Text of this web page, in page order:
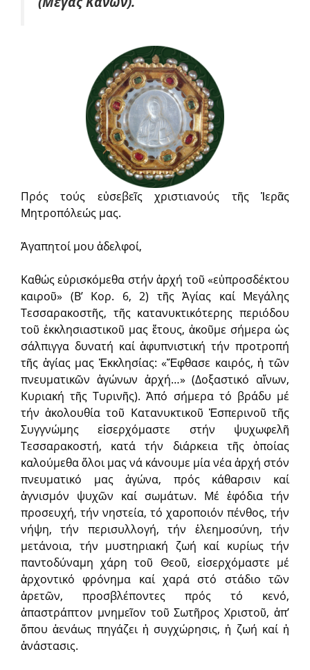
Πρός τούς εὐσεβεῖς χριστιανούς τῆς Ἱερᾶς
Μητροπόλεώς μας.
Ἀγαπητοί μου ἀδελφοί,
Καθώς εὑρισκόμεθα στήν ἀρχή τοῦ «εὐπροσδέκτου
καιροῦ» (Β’ Κορ. 6, 2) τῆς Ἁγίας καί Μεγάλης
Τεσσαρακοστῆς, τῆς κατανυκτικότερης περιόδου
τοῦ ἐκκλησιαστικοῦ μας ἔτους, ἀκοῦμε σήμερα ὡς
σάλπιγγα δυνατή καί ἀφυπνιστική τήν προτροπή
τῆς ἁγίας μας Ἐκκλησίας: «Ἔφθασε καιρός, ἡ τῶν
πνευματικῶν ἀγώνων ἀρχή…» (Δοξαστικό αἴνων,
Κυριακή τῆς Τυρινῆς). Ἀπό σήμερα τό βράδυ μέ
τήν ἀκολουθία τοῦ Κατανυκτικοῦ Ἑσπερινοῦ τῆς
Συγγνώμης εἰσερχόμαστε στήν ψυχωφελῆ
Τεσσαρακοστή, κατά τήν διάρκεια τῆς ὁποίας
καλούμεθα ὅλοι μας νά κάνουμε μία νέα ἀρχή στόν
πνευματικό μας ἀγώνα, πρός κάθαρσιν καί
ἁγνισμόν ψυχῶν καί σωμάτων. Μέ ἐφόδια τήν
προσευχή, τήν νηστεία, τό χαροποιόν πένθος, τήν
νήψη, τήν περισυλλογή, τήν ἐλεημοσύνη, τήν
μετάνοια, τήν μυστηριακή ζωή καί κυρίως τήν
παντοδύναμη χάρη τοῦ Θεοῦ, εἰσερχόμαστε μέ
ἀρχοντικό φρόνημα καί χαρά στό στάδιο τῶν
ἀρετῶν, προσβλέποντες πρός τό κενό,
ἀπαστράπτον μνημεῖον τοῦ Σωτῆρος Χριστοῦ, ἀπ’
ὅπου ἀενάως πηγάζει ἡ συγχώρησις, ἡ ζωή καί ἡ
ἀνάστασις.